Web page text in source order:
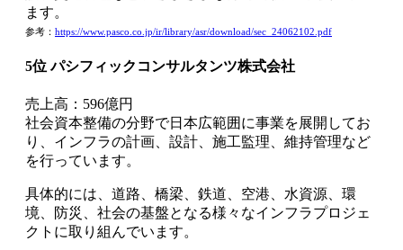
ます。
参考： https://www.pasco.co.jp/ir/library/asr/download/sec_24062102.pdf
5位 パシフィックコンサルタンツ株式会社
売上高：596億円
社会資本整備の分野で日本広範囲に事業を展開してお
り、インフラの計画、設計、施工監理、維持管理など
を行っています。
具体的には、道路、橋梁、鉄道、空港、水資源、環
境、防災、社会の基盤となる様々なインフラプロジェ
クトに取り組んでいます。